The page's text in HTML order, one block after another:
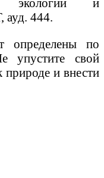
и
ауд. 444.
определены по
упустите свой
и внести